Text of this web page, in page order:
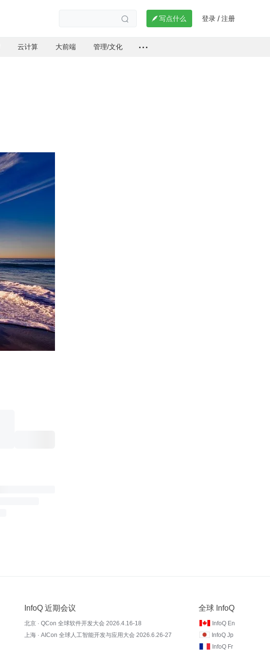
  写点什么 登录 / 注册
云计算 大前端 管理/文化
InfoQ 近期会议
北京 · QCon 全球软件开发大会 2026.4.16-18
上海 · AICon 全球人工智能开发与应用大会 2026.6.26-27
全球 InfoQ
InfoQ En
InfoQ Jp
InfoQ Fr